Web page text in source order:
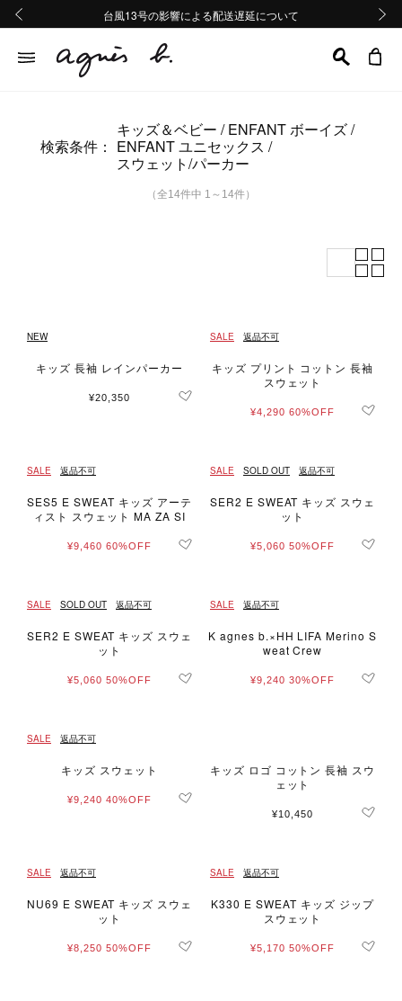
熊本地域地震の影響による配送遅延について
Summer Sale 2buy10%OFF!!
台風13号の影響による配送遅延について
熊本地域地震の影響による配送遅延について
Summer Sale 2buy10%OFF!!
検索条件：
キッズ＆ベビー
ENFANT ボーイズ
ENFANT ユニセックス
スウェット/パーカー
（全14件中 1～14件）
NEW
キッズ 長袖 レインパーカー
¥20,350
SALE 返品不可
キッズ プリント コットン 長袖
スウェット
¥4,290 60%OFF
SALE 返品不可
SES5 E SWEAT キッズ アーテ
ィスト スウェット MA ZA SI
¥9,460 60%OFF
SALE SOLD OUT 返品不可
SER2 E SWEAT キッズ スウェ
ット
¥5,060 50%OFF
SALE SOLD OUT 返品不可
SER2 E SWEAT キッズ スウェ
ット
¥5,060 50%OFF
SALE 返品不可
K agnes b.×HH LIFA Merino S
weat Crew
¥9,240 30%OFF
SALE 返品不可
キッズ スウェット
¥9,240 40%OFF
キッズ ロゴ コットン 長袖 スウ
ェット
¥10,450
SALE 返品不可
NU69 E SWEAT キッズ スウェ
ット
¥8,250 50%OFF
SALE 返品不可
K330 E SWEAT キッズ ジップ
スウェット
¥5,170 50%OFF